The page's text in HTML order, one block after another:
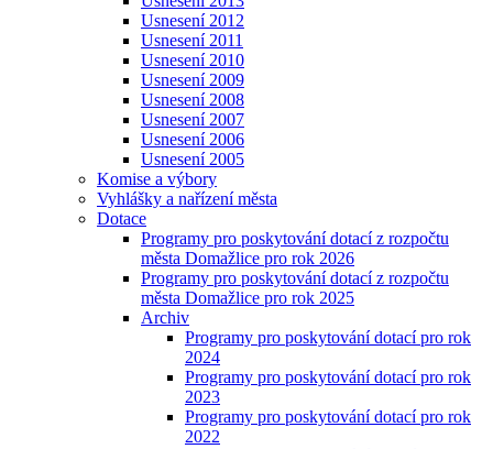
Usnesení 2012
Usnesení 2011
Usnesení 2010
Usnesení 2009
Usnesení 2008
Usnesení 2007
Usnesení 2006
Usnesení 2005
Komise a výbory
Vyhlášky a nařízení města
Dotace
Programy pro poskytování dotací z rozpočtu
města Domažlice pro rok 2026
Programy pro poskytování dotací z rozpočtu
města Domažlice pro rok 2025
Archiv
Programy pro poskytování dotací pro rok
2024
Programy pro poskytování dotací pro rok
2023
Programy pro poskytování dotací pro rok
2022